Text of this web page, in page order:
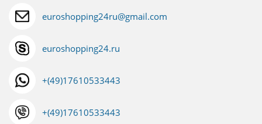
euroshopping24ru@gmail.com
euroshopping24.ru
+(49)17610533443
+(49)17610533443